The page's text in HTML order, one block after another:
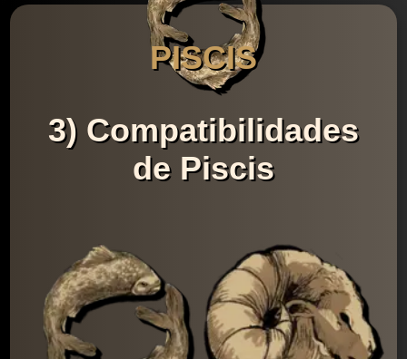
PISCIS
3) Compatibilidades
de Piscis